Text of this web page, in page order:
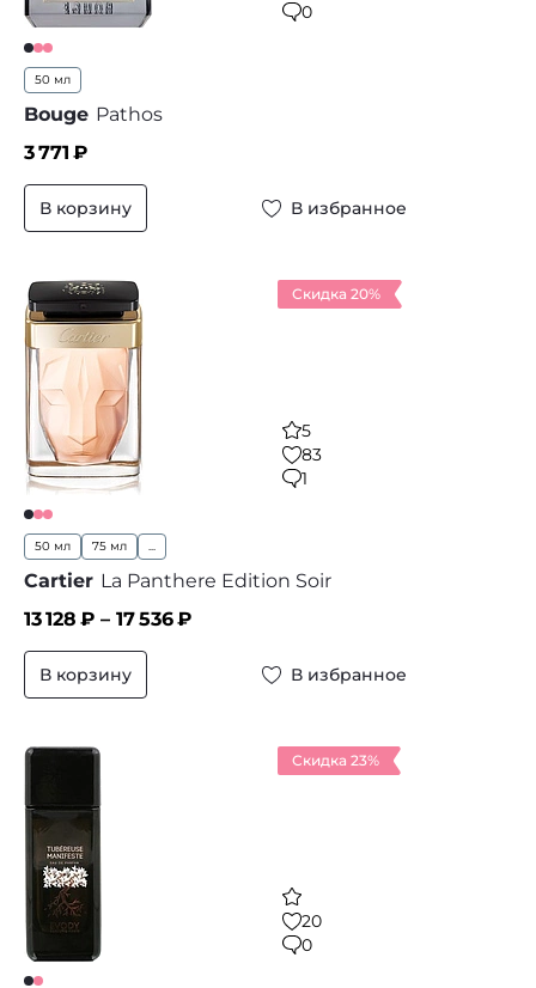
0
50 мл
Bouge Pathos
3 771 ₽
В корзину В избранное
Скидка 20%
5
83
1
50 мл 75 мл ...
Cartier La Panthere Edition Soir
13 128 ₽ – 17 536₽
В корзину В избранное
Скидка 23%
20
0